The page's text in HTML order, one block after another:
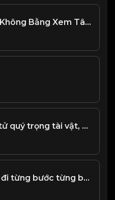
Xem Tướng Không Bằng Xem Tâm & Đạo
Người quân tử quý trọng tài vật, nhưng không tùy tiện nhận! & Đạo
Đời người, là đi từng bước từng bước và vứt bỏ từng chút từng chút...! & Đạo